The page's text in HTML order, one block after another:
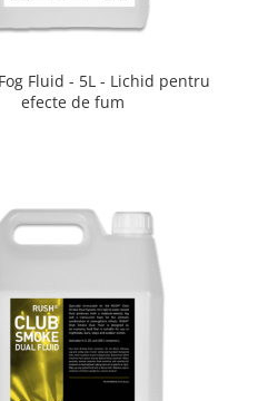
Fluid - 5L - Lichid pentru
efecte de fum